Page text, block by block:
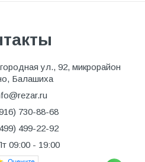
ул., 92, микрорайон
Балашиха
730-88-68
499-22-92
09:00 - 19:00